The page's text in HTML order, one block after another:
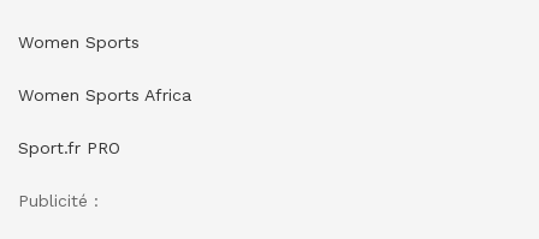
Women Sports
Women Sports Africa
Sport.fr PRO
Publicité :